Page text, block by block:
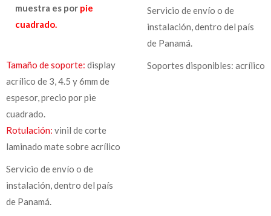
muestra es por pie
cuadrado.
Tamaño de soporte: display
acrílico de 3, 4.5 y 6mm de
espesor, precio por pie
cuadrado.
Rotulación: vinil de corte
laminado mate sobre acrílico
Servicio de envío o de
instalación, dentro del país
de Panamá.
Servicio de envío o de
instalación, dentro del país
de Panamá.
Soportes disponibles: acrílico